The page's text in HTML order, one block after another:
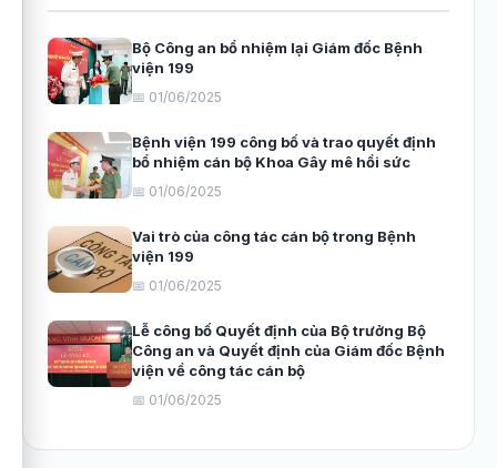
Bộ Công an bổ nhiệm lại Giám đốc Bệnh
viện 199
📅 01/06/2025
Bệnh viện 199 công bố và trao quyết định
bổ nhiệm cán bộ Khoa Gây mê hồi sức
📅 01/06/2025
Vai trò của công tác cán bộ trong Bệnh
viện 199
📅 01/06/2025
Lễ công bố Quyết định của Bộ trưởng Bộ
Công an và Quyết định của Giám đốc Bệnh
viện về công tác cán bộ
📅 01/06/2025